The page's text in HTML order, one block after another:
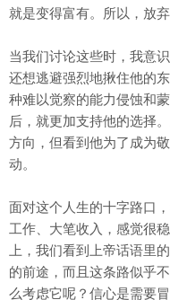
就是变得富有。所以，放
当我们讨论这些时，我意
还想逃避强烈地揪住他的
种难以觉察的能力侵蚀和
后，就更加支持他的选择
方向，但看到他为了成为
动。
面对这个人生的十字路口
工作、大笔收入，感觉很
上，我们看到上帝话语里
的前途，而且这条路似乎
么考虑它呢？信心是需要